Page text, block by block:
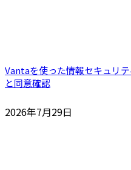
Vantaを使った情報セキュリ
と同意確認
2026年7月29日